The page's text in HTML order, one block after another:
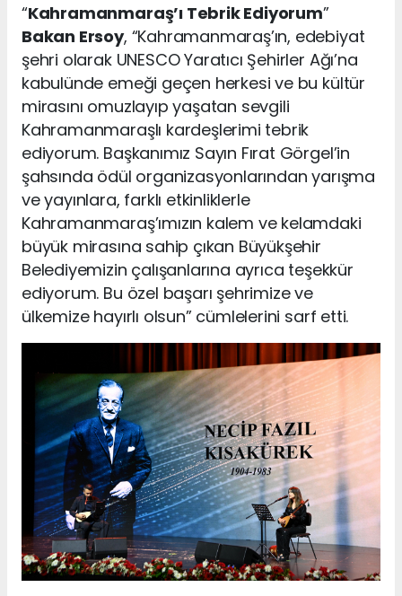
“Kahramanmaraş’ı Tebrik Ediyorum”
Bakan Ersoy, “Kahramanmaraş’ın, edebiyat
şehri olarak UNESCO Yaratıcı Şehirler Ağı’na
kabulünde emeği geçen herkesi ve bu kültür
mirasını omuzlayıp yaşatan sevgili
Kahramanmaraşlı kardeşlerimi tebrik
ediyorum. Başkanımız Sayın Fırat Görgel’in
şahsında ödül organizasyonlarından yarışma
ve yayınlara, farklı etkinliklerle
Kahramanmaraş’ımızın kalem ve kelamdaki
büyük mirasına sahip çıkan Büyükşehir
Belediyemizin çalışanlarına ayrıca teşekkür
ediyorum. Bu özel başarı şehrimize ve
ülkemize hayırlı olsun” cümlelerini sarf etti.